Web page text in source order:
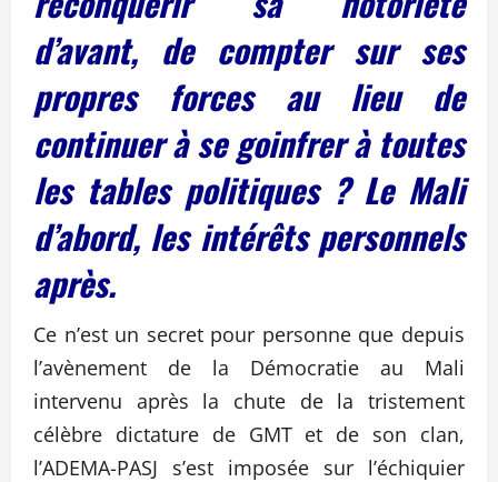
d’avant, de compter sur ses
propres forces au lieu de
continuer à se goinfrer à toutes
les tables politiques ? Le Mali
d’abord, les intérêts personnels
après.
Ce n’est un secret pour personne que depuis
l’avènement de la Démocratie au Mali
intervenu après la chute de la tristement
célèbre dictature de GMT et de son clan,
l’ADEMA-PASJ s’est imposée sur l’échiquier